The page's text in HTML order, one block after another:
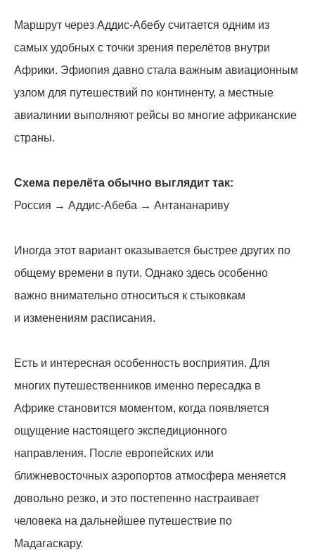
Маршрут через Аддис-Абебу считается одним из
самых удобных с точки зрения перелётов внутри
Африки. Эфиопия давно стала важным авиационным
узлом для путешествий по континенту, а местные
авиалинии выполняют рейсы во многие африканские
страны.
Схема перелёта обычно выглядит так:
Россия → Аддис-Абеба → Антананариву
Иногда этот вариант оказывается быстрее других по
общему времени в пути. Однако здесь особенно
важно внимательно относиться к стыковкам
и изменениям расписания.
Есть и интересная особенность восприятия. Для
многих путешественников именно пересадка в
Африке становится моментом, когда появляется
ощущение настоящего экспедиционного
направления. После европейских или
ближневосточных аэропортов атмосфера меняется
довольно резко, и это постепенно настраивает
человека на дальнейшее путешествие по
Мадагаскару.